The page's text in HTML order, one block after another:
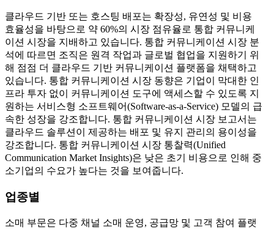
클라우드 기반 또는 호스팅 배포는 확장성, 유연성 및 비용
효율성을 바탕으로 약 60%의 시장 점유율로 통합 커뮤니케
이션 시장을 지배하고 있습니다. 통합 커뮤니케이션 시장 분
석에 따르면 조직은 원격 작업과 글로벌 협업을 지원하기 위
해 점점 더 클라우드 기반 커뮤니케이션 플랫폼을 채택하고
있습니다. 통합 커뮤니케이션 시장 동향은 기업이 막대한 인
프라 투자 없이 커뮤니케이션 도구에 액세스할 수 있도록 지
원하는 서비스형 소프트웨어(Software-as-a-Service) 모델의 급
속한 성장을 강조합니다. 통합 커뮤니케이션 시장 보고서는
클라우드 솔루션이 제공하는 배포 및 유지 관리의 용이성을
강조합니다. 통합 커뮤니케이션 시장 통찰력(Unified
Communication Market Insights)은 낮은 초기 비용으로 인해 중
소기업의 수요가 높다는 것을 보여줍니다.
업종별
소매 부문은 다중 채널 소매 운영, 공급망 및 고객 참여 플랫